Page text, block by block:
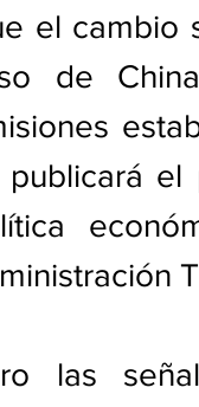
el cambio
de
publicará el
las